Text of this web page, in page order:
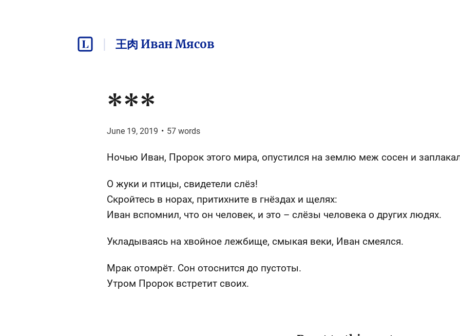
王肉 Иван Мясов
***
June 19, 2019 • 57words
Ночью Иван, Пророк этого мира, опустился на землю меж сосен и
О жуки и птицы, свидетели слёз!
Скройтесь в норах, притихните в гнёздах и щелях:
Иван вспомнил, что он человек, и это – слёзы человека о других людях.
Укладываясь на хвойное лежбище, смыкая веки, Иван смеялся.
Мрак отомрёт. Сон отоснится до пустоты.
Утром Пророк встретит своих.